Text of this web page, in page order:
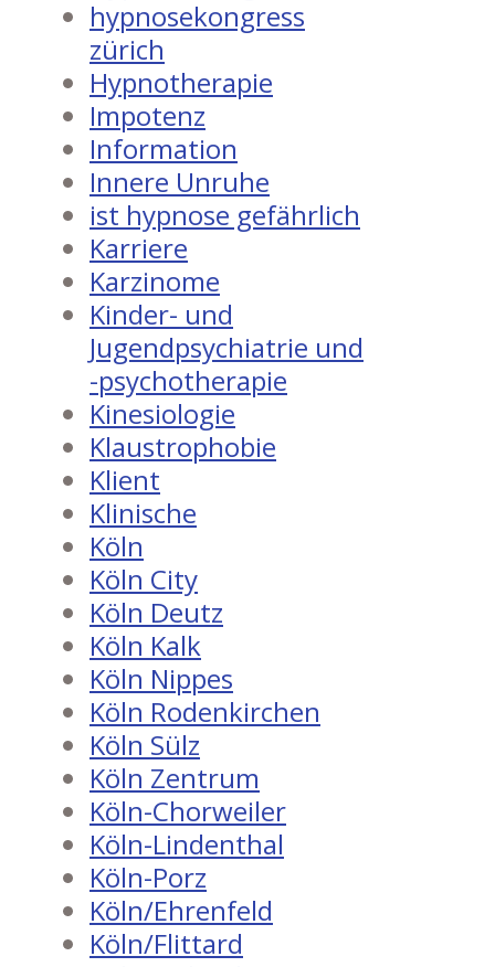
hypnosekongress
zürich
Hypnotherapie
Impotenz
Information
Innere Unruhe
ist hypnose gefährlich
Karriere
Karzinome
Kinder- und
Jugendpsychiatrie und
-psychotherapie
Kinesiologie
Klaustrophobie
Klient
Klinische
Köln
Köln City
Köln Deutz
Köln Kalk
Köln Nippes
Köln Rodenkirchen
Köln Sülz
Köln Zentrum
Köln-Chorweiler
Köln-Lindenthal
Köln-Porz
Köln/Ehrenfeld
Köln/Flittard